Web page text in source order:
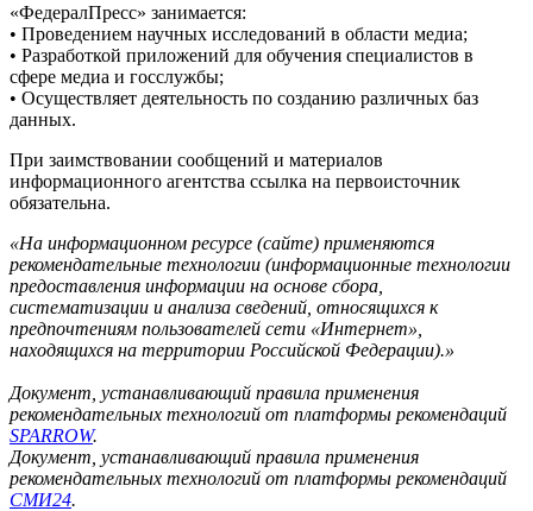
«ФедералПресс» занимается:
• Проведением научных исследований в области медиа;
• Разработкой приложений для обучения специалистов в
сфере медиа и госслужбы;
• Осуществляет деятельность по созданию различных баз
данных.
При заимствовании сообщений и материалов
информационного агентства ссылка на первоисточник
обязательна.
«На информационном ресурсе (сайте) применяются
рекомендательные технологии (информационные технологии
предоставления информации на основе сбора,
систематизации и анализа сведений, относящихся к
предпочтениям пользователей сети «Интернет»,
находящихся на территории Российской Федерации).»
Документ, устанавливающий правила применения
рекомендательных технологий от платформы рекомендаций
SPARROW.
Документ, устанавливающий правила применения
рекомендательных технологий от платформы рекомендаций
СМИ24.